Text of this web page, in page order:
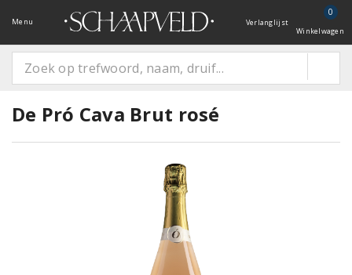
Menu Verlanglijst
0
Winkelwagen
De Pró Cava Brut rosé